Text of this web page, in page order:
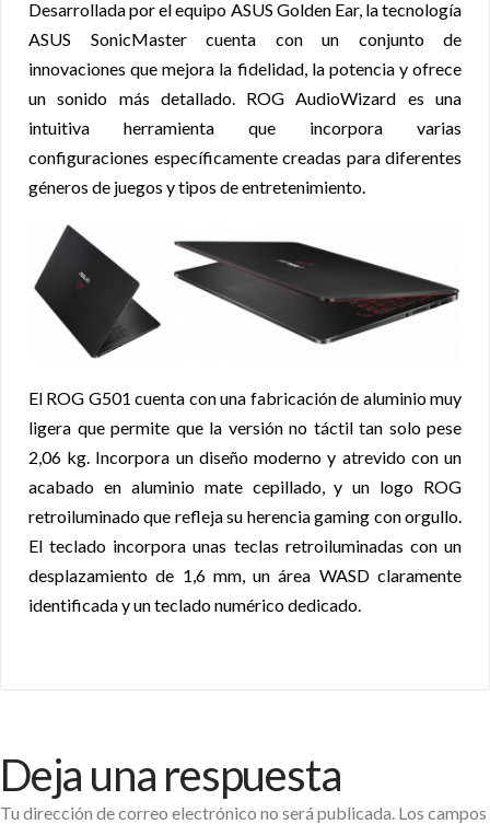
Desarrollada por el equipo ASUS Golden Ear, la tecnología
ASUS SonicMaster cuenta con un conjunto de
innovaciones que mejora la fidelidad, la potencia y ofrece
un sonido más detallado. ROG AudioWizard es una
intuitiva herramienta que incorpora varias
configuraciones específicamente creadas para diferentes
géneros de juegos y tipos de entretenimiento.
El ROG G501 cuenta con una fabricación de aluminio muy
ligera que permite que la versión no táctil tan solo pese
2,06 kg. Incorpora un diseño moderno y atrevido con un
acabado en aluminio mate cepillado, y un logo ROG
retroiluminado que refleja su herencia gaming con orgullo.
El teclado incorpora unas teclas retroiluminadas con un
desplazamiento de 1,6 mm, un área WASD claramente
identificada y un teclado numérico dedicado.
Deja una respuesta
Tu dirección de correo electrónico no será publicada. Los campos